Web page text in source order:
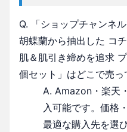
Q. 「ショップチャンネ
胡蝶蘭から抽出した コ
肌＆肌引き締めを追求
個セット」はどこで売っ
A. Amazon・楽天
入可能です。価格
最適な購入先を選